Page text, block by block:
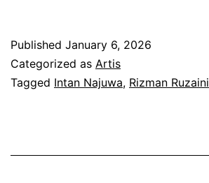
a
n
,
t
i
t
Published January 6, 2026
Categorized as Artis
Tagged Intan Najuwa, Rizman Ruzaini